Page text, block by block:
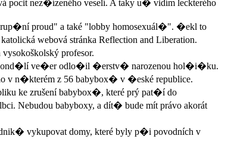
nez�ízeného veselí. A taky u� vidím leckterého
proud" a také "lobby homosexuál�". �ekl to
webová stránka Reflection and Liberation.
profesor.
ve�er odlo�il �erstv� narozenou hol�i�ku.
v n�kterém z 56 babybox� v �eské republice.
ke zrušení babybox�, které prý pat�í do
Nebudou babyboxy, a dít� bude mít právo akorát
vykupovat domy, které byly p�i povodních v